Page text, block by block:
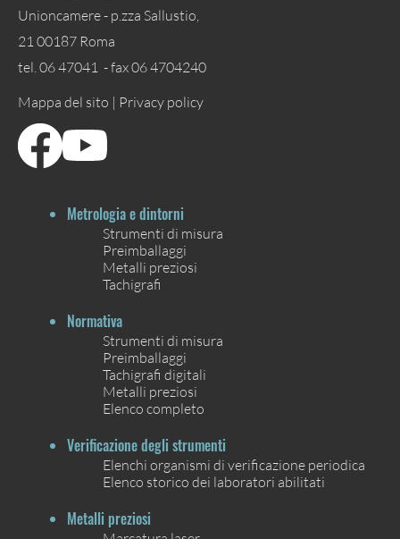
Unioncamere - p.zza Sallustio,
21 00187 Roma
tel. 06 47041 - fax 06 4704240
Mappa del sito | Privacy policy
Metrologia e dintorni
Strumenti di misura
Preimballaggi
Metalli preziosi
Tachigrafi
Normativa
Strumenti di misura
Preimballaggi
Tachigrafi digitali
Metalli preziosi
Elenco completo
Verificazione degli strumenti
Elenchi organismi di verificazione periodica
Elenco storico dei laboratori abilitati
Metalli preziosi